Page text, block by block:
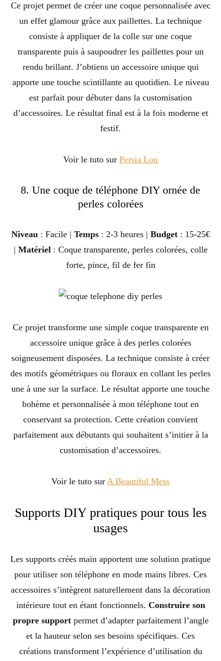
Ce projet permet de créer une coque personnalisée avec
un effet glamour grâce aux paillettes. La technique
consiste à appliquer de la colle sur une coque
transparente puis à saupoudrer les paillettes pour un
rendu brillant. J’obtiens un accessoire unique qui
apporte une touche scintillante au quotidien. Le niveau
est parfait pour débuter dans la customisation
d’accessoires. Le résultat final est à la fois moderne et
festif.
Voir le tuto sur Persia Lou
8. Une coque de téléphone DIY ornée de
perles colorées
Niveau: Facile | Temps: 2-3 heures | Budget: 15-25€
| Matériel: Coque transparente, perles colorées, colle
forte, pince, fil de fer fin
Ce projet transforme une simple coque transparente en
accessoire unique grâce à des perles colorées
soigneusement disposées. La technique consiste à créer
des motifs géométriques ou floraux en collant les perles
une à une sur la surface. Le résultat apporte une touche
bohème et personnalisée à mon téléphone tout en
conservant sa protection. Cette création convient
parfaitement aux débutants qui souhaitent s’initier à la
customisation d’accessoires.
Voir le tuto sur A Beautiful Mess
Supports DIY pratiques pour tous les
usages
Les supports créés main apportent une solution pratique
pour utiliser son téléphone en mode mains libres. Ces
accessoires s’intègrent naturellement dans la décoration
intérieure tout en étant fonctionnels. Construire son
propre supportpermet d’adapter parfaitement l’angle
et la hauteur selon ses besoins spécifiques. Ces
créations transforment l’expérience d’utilisation du